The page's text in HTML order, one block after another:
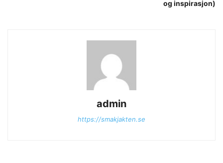
og inspirasjon)
admin
https://smakjakten.se